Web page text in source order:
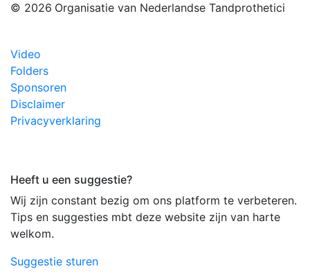
© 2026 Organisatie van Nederlandse Tandprothetici
Video
Folders
Sponsoren
Disclaimer
Privacyverklaring
Heeft u een suggestie?
Wij zijn constant bezig om ons platform te verbeteren.
Tips en suggesties mbt deze website zijn van harte
welkom.
Suggestie sturen